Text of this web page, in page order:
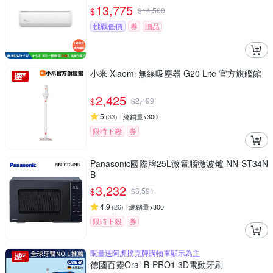
H-EJ2
$13,775 $14,500
挑戰低價
券 贈品
小米 Xiaomi 無線吸塵器 G20 Lite 官方旗艦館
$2,425 $2,499
5 (33) 總銷量>300
限時下殺 券
Panasonic國際牌25L微電腦微波爐 NN-ST34N
B
$3,232 $3,591
4.9 (26) 總銷量>300
限時下殺 券
限量送阿虎撲克牌購物車顯示為主
德國百靈Oral-B-PRO1 3D電動牙刷